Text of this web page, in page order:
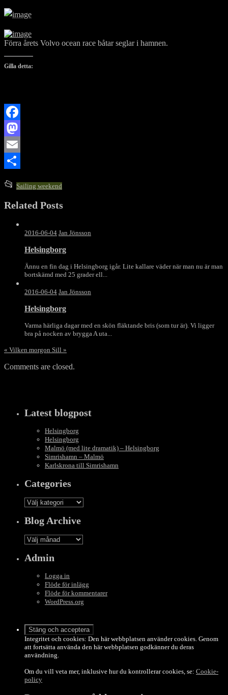
Förra årets Volvo ocean race båtar seglar i hamnen.
Gilla detta:
Facebook
Mastodon
Email
📂 This
was
posted
Sailing weekend
Related Posts
2016-06-04 Jan Jönsson
Helsingborg
Ännu en fin dag i Helsingborg igår. Lite kallare väder när man nu är man
bortskämd med 25 grader ell...
2016-06-04 Jan Jönsson
Helsingborg
Varma härliga dagar med en skön fläktande bris (som tur är). Vi ligger
bra på nocken av brygga A uta...
« Vilken morgon Sill »
Comments are closed.
Latest blogpost
Helsingborg
Helsingborg
Malmö (med lite dramatik) – Helsingborg
Simrishamn – Malmö
Karlskrona till Simrishamn
Categories
Categories
Blog Archive
Blog
Archive
Admin
Logga in
Flöde för inlägg
Flöde för kommentarer
WordPress.org
Integritet och cookies: Den här webbplatsen använder cookies. Genom
att fortsätta använda den här webbplatsen godkänner du deras
användning.
Om du vill veta mer, inklusive hur du kontrollerar cookies, se: Cookie-
policy